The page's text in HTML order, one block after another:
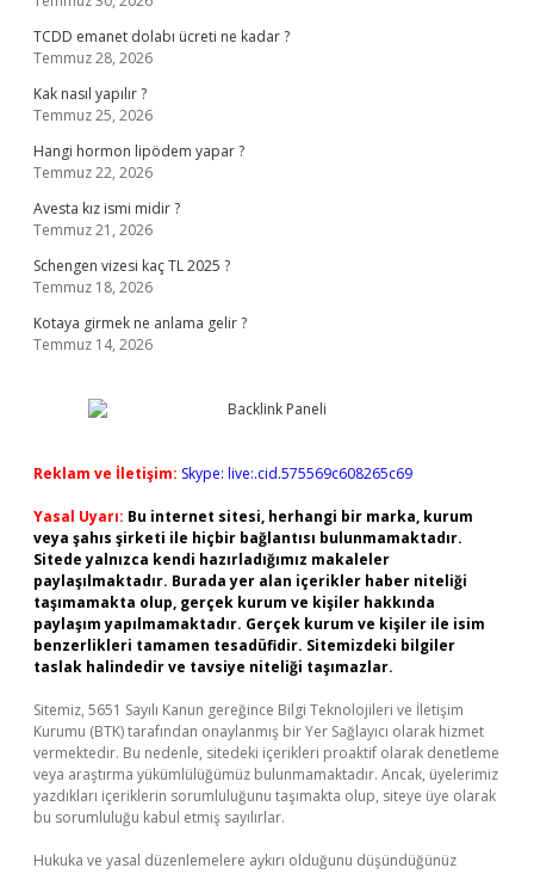
TCDD emanet dolabı ücreti ne kadar ?
Temmuz 28, 2026
Kak nasıl yapılır ?
Temmuz 25, 2026
Hangi hormon lipödem yapar ?
Temmuz 22, 2026
Avesta kız ismi midir ?
Temmuz 21, 2026
Schengen vizesi kaç TL 2025 ?
Temmuz 18, 2026
Kotaya girmek ne anlama gelir ?
Temmuz 14, 2026
Reklam ve İletişim: Skype: live:.cid.575569c608265c69
Yasal Uyarı: Bu internet sitesi, herhangi bir marka, kurum
veya şahıs şirketi ile hiçbir bağlantısı bulunmamaktadır.
Sitede yalnızca kendi hazırladığımız makaleler
paylaşılmaktadır. Burada yer alan içerikler haber niteliği
taşımamakta olup, gerçek kurum ve kişiler hakkında
paylaşım yapılmamaktadır. Gerçek kurum ve kişiler ile isim
benzerlikleri tamamen tesadüfidir. Sitemizdeki bilgiler
taslak halindedir ve tavsiye niteliği taşımazlar.
Sitemiz, 5651 Sayılı Kanun gereğince Bilgi Teknolojileri ve İletişim
Kurumu (BTK) tarafından onaylanmış bir Yer Sağlayıcı olarak hizmet
vermektedir. Bu nedenle, sitedeki içerikleri proaktif olarak denetleme
veya araştırma yükümlülüğümüz bulunmamaktadır. Ancak, üyelerimiz
yazdıkları içeriklerin sorumluluğunu taşımakta olup, siteye üye olarak
bu sorumluluğu kabul etmiş sayılırlar.
Hukuka ve yasal düzenlemelere aykırı olduğunu düşündüğünüz